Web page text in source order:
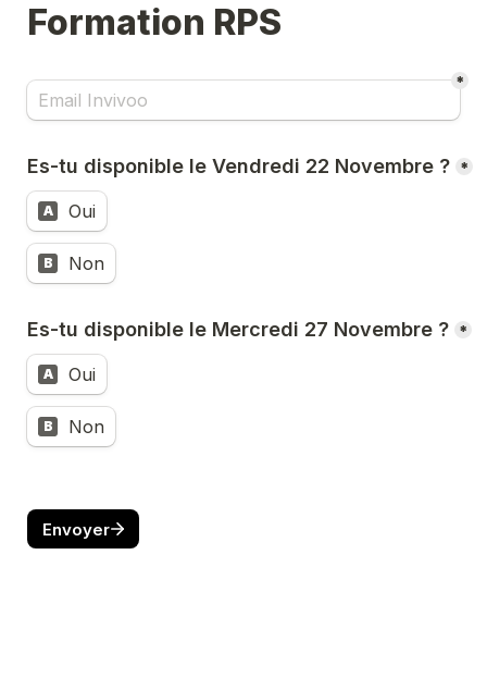
Formation RPS
*
Es-tu disponible le Vendredi 22 Novembre ? *
A Oui
B Non
Es-tu disponible le Mercredi 27 Novembre ? *
A Oui
B Non
Envoyer